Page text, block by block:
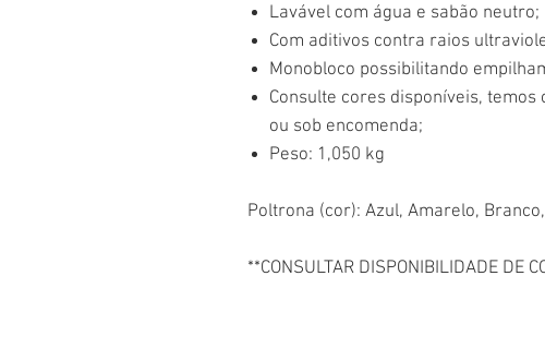
Lavável com água e sabão neutro;
Com aditivos contra raios
Monobloco possibilitando
Consulte cores disponíveis,
ou sob encomenda;
Peso: 1,050 kg
Poltrona (cor): Azul, Amarelo,
**CONSULTAR DISPONIBILIDADE DE